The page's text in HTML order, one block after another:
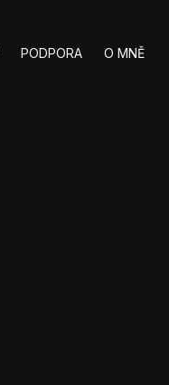
PODPORA O MNĚ